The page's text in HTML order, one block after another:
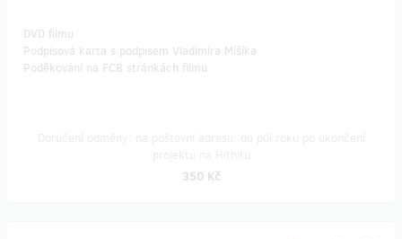
DVD filmu
Podpisová karta s podpisem Vladimíra Mišíka
Poděkování na FCB stránkách filmu
350 Kč